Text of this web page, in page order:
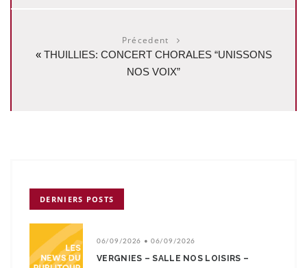
Précedent
« THUILLIES: CONCERT CHORALES “UNISSONS
NOS VOIX”
DERNIERS POSTS
06/09/2026 • 06/09/2026
VERGNIES – SALLE NOS LOISIRS –